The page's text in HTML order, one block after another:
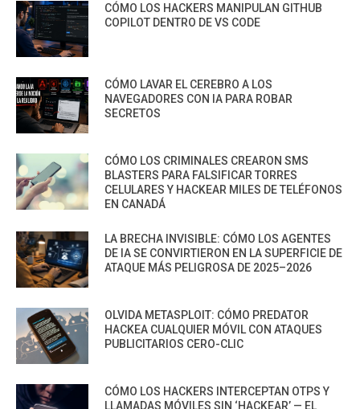
CÓMO LOS HACKERS MANIPULAN GITHUB
COPILOT DENTRO DE VS CODE
CÓMO LAVAR EL CEREBRO A LOS
NAVEGADORES CON IA PARA ROBAR
SECRETOS
CÓMO LOS CRIMINALES CREARON SMS
BLASTERS PARA FALSIFICAR TORRES
CELULARES Y HACKEAR MILES DE TELÉFONOS
EN CANADÁ
LA BRECHA INVISIBLE: CÓMO LOS AGENTES
DE IA SE CONVIRTIERON EN LA SUPERFICIE DE
ATAQUE MÁS PELIGROSA DE 2025–2026
OLVIDA METASPLOIT: CÓMO PREDATOR
HACKEA CUALQUIER MÓVIL CON ATAQUES
PUBLICITARIOS CERO-CLIC
CÓMO LOS HACKERS INTERCEPTAN OTPS Y
LLAMADAS MÓVILES SIN ‘HACKEAR’ — EL